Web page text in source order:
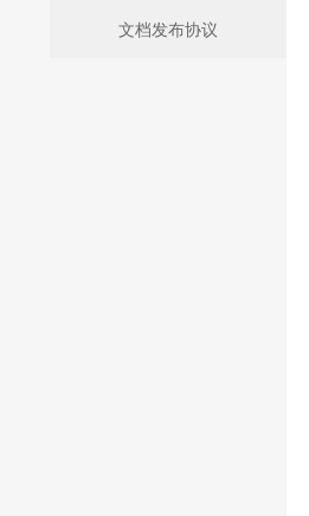
文档发布协议